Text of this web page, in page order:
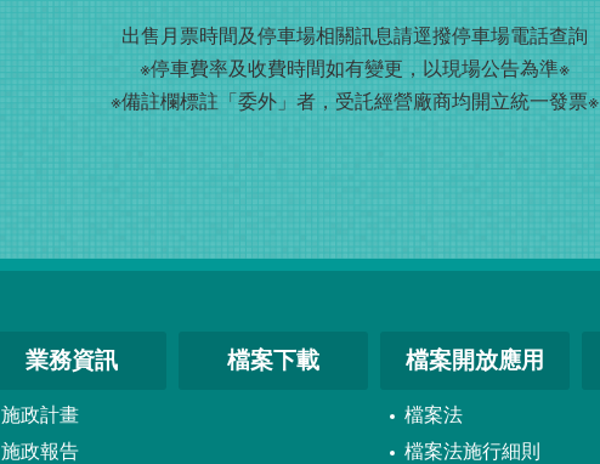
出售月票時間及停車場相關訊息請逕撥停車場電話查詢
※停車費率及收費時間如有變更，以現場公告為準※
※備註欄標註「委外」者，受託經營廠商均開立統一發票※
業務資訊
施政計畫
施政報告
檔案下載 檔案開放應用
檔案法
檔案法施行細則